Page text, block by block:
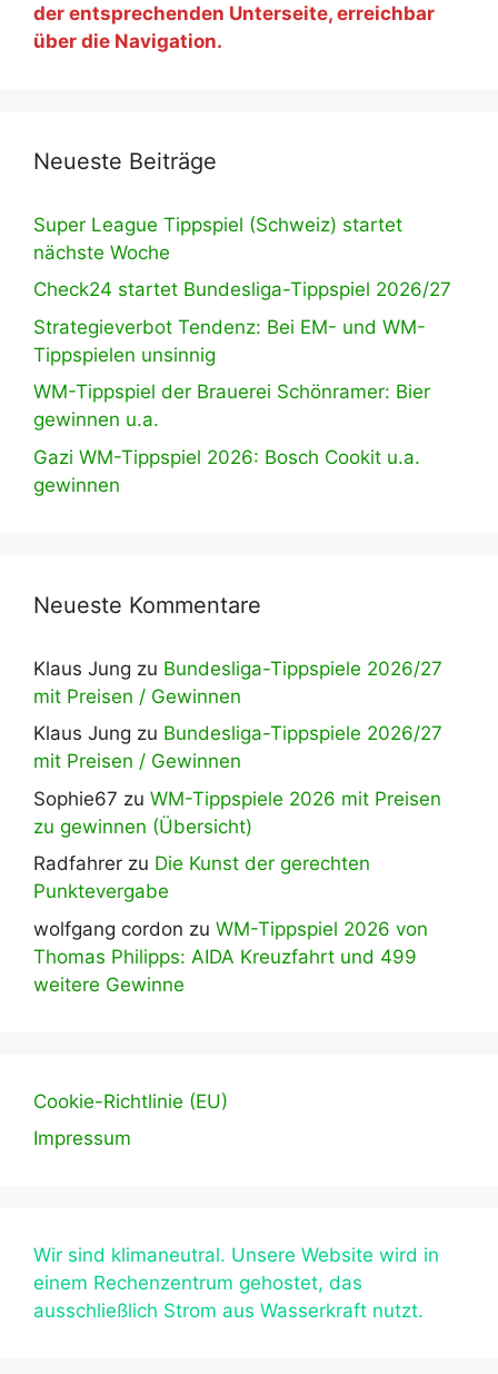
der entsprechenden Unterseite, erreichbar
über die Navigation.
Neueste Beiträge
Super League Tippspiel (Schweiz) startet
nächste Woche
Check24 startet Bundesliga-Tippspiel 2026/27
Strategieverbot Tendenz: Bei EM- und WM-
Tippspielen unsinnig
WM-Tippspiel der Brauerei Schönramer: Bier
gewinnen u.a.
Gazi WM-Tippspiel 2026: Bosch Cookit u.a.
gewinnen
Neueste Kommentare
Klaus Jung zu Bundesliga-Tippspiele 2026/27
mit Preisen / Gewinnen
Klaus Jung zu Bundesliga-Tippspiele 2026/27
mit Preisen / Gewinnen
Sophie67 zu WM-Tippspiele 2026 mit Preisen
zu gewinnen (Übersicht)
Radfahrer zu Die Kunst der gerechten
Punktevergabe
wolfgang cordon zu WM-Tippspiel 2026 von
Thomas Philipps: AIDA Kreuzfahrt und 499
weitere Gewinne
Cookie-Richtlinie (EU)
Impressum
Wir sind klimaneutral. Unsere Website wird in
einem Rechenzentrum gehostet, das
ausschließlich Strom aus Wasserkraft nutzt.